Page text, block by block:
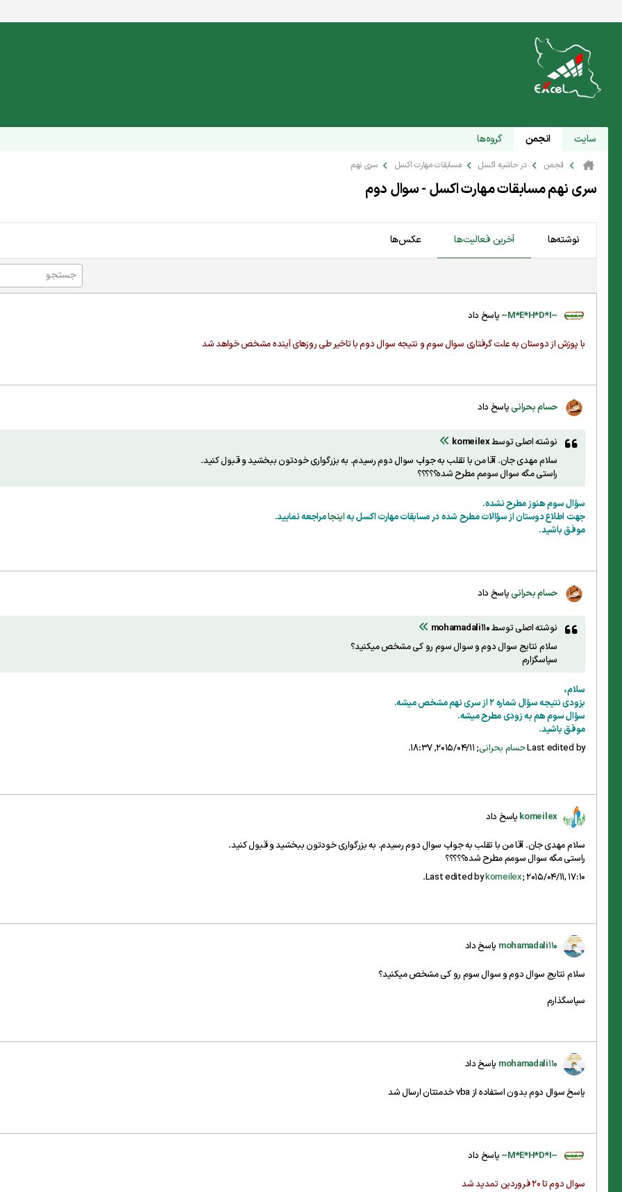
سایت انجمن گروه‌ها
انجمن در حاشیه اکسل مسابقات مهارت اکسل سری نهم
سری نهم مسابقات مهارت اکسل - سوال دوم
نوشته‌ها آخرین فعالیت‌ها عکس‌ها
~M*E*H*D*I~ پاسخ داد
با پوزش از دوستان به علت گرفتاری سوال سوم و نتیجه سوال دوم با تاخیر طی روزهای آینده مشخص خواهد شد
حسام بحرانیپاسخ داد
نوشته اصلی توسطkomeilex
سلام مهدی جان. آقا من با تقلب به جواب سوال دوم رسیدم. به بزرگواری خودتون ببخشید و قبول کنید.
راستی مگه سوال سومم مطرح شده؟؟؟؟؟
سؤال سوم هنوز مطرح نشده.
جهت اطلاع دوستان از سؤالات مطرح شده در مسابقات مهارت اکسل بهاینجامراجعه نمایید.
موفق باشید.
حسام بحرانیپاسخ داد
نوشته اصلی توسطmohamadali110
سلام نتایج سوال دوم و سوال سوم رو کی مشخص میکنید؟
سپاسگزارم
سلام،
بزودی نتیجه سؤال شماره 2 از سری نهم مشخص میشه.
سؤال سوم هم به زودی مطرح میشه.
موفق باشید.
Last edited byحسام بحرانی;
2015/04/11, 18:37
.
komeilex پاسخ داد
سلام مهدی جان. آقا من با تقلب به جواب سوال دوم رسیدم. به بزرگواری خودتون ببخشید و قبول کنید.
راستی مگه سوال سومم مطرح شده؟؟؟؟؟
Last edited bykomeilex;2015/04/11, 17:10
.
mohamadali110 پاسخ داد
سلام نتایج سوال دوم و سوال سوم رو کی مشخص میکنید؟
سپاسگذارم
mohamadali110 پاسخ داد
پاسخ سوال دوم بدون استفاده از vba خدمتتان ارسال شد
~M*E*H*D*I~ پاسخ داد
سوال دوم تا 20 فروردین تمدید شد